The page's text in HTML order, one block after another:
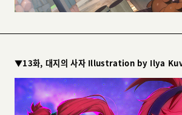
▼13화, 대지의 사자 Illustration by Ilya